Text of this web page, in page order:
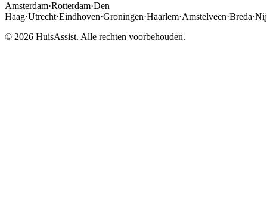
Amsterdam·Rotterdam·Den
Haag·Utrecht·Eindhoven·Groningen·Haarlem·Amstelveen·Breda·
© 2026 HuisAssist. Alle rechten voorbehouden.